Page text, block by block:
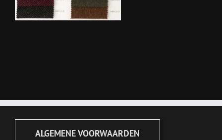
ALGEMENE VOORWAARDEN